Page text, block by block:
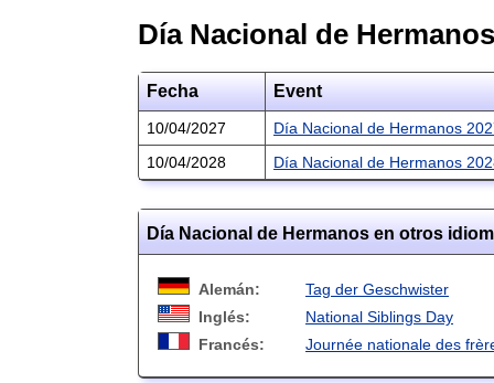
Día Nacional de Hermanos
Fecha Event
10/04/2027
Día Nacional de Hermanos
10/04/2028
Día Nacional de Hermanos
Día Nacional de Hermanos en otros
Alemán:
Tag der Geschwister
Inglés:
National Siblings Day
Francés:
Journée nationale des